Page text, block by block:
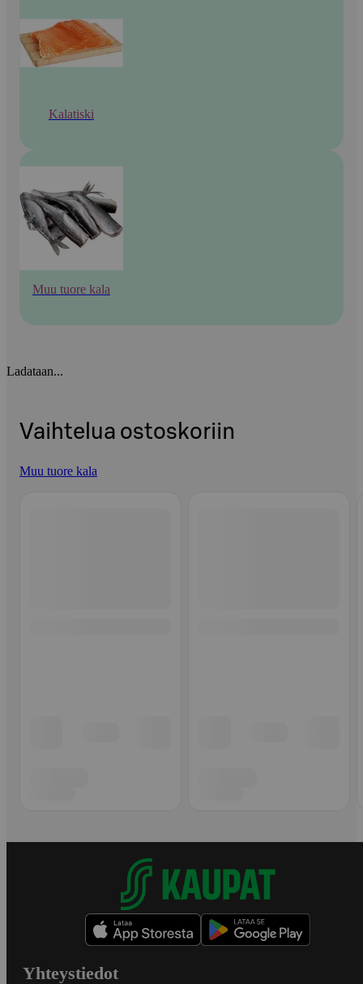
Kalatiski
Muu tuore kala
Ladataan...
Vaihtelua ostoskoriin
Muu tuore kala
Yhteystiedot